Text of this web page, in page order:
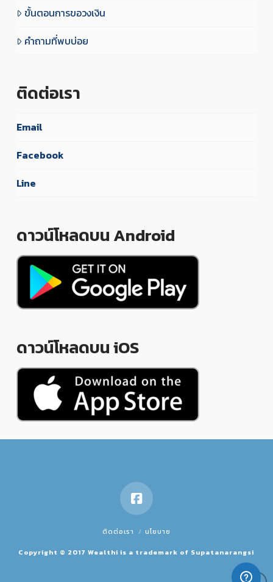
ขั้นตอนการขอวงเงิน
คำถามที่พบบ่อย
ติดต่อเรา
Email
Facebook
Line
ดาวน์โหลดบน Android
ดาวน์โหลดบน iOS
ติดต่อเรา นโยบาย
Copyright © 2017 Wealthi is a trademark of Supatanarangsi